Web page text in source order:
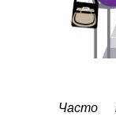
Часто